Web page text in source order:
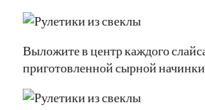
Выложите в центр каждого
приготовленной сырной